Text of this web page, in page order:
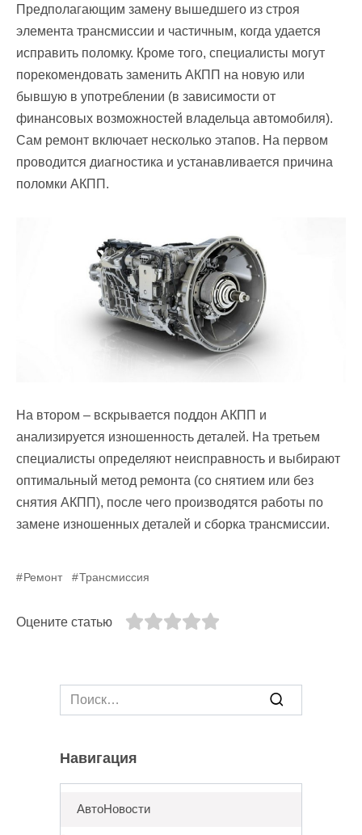
Предполагающим замену вышедшего из строя
элемента трансмиссии и частичным, когда удается
исправить поломку. Кроме того, специалисты могут
порекомендовать заменить АКПП на новую или
бывшую в употреблении (в зависимости от
финансовых возможностей владельца автомобиля).
Сам ремонт включает несколько этапов. На первом
проводится диагностика и устанавливается причина
поломки АКПП.
На втором – вскрывается поддон АКПП и
анализируется изношенность деталей. На третьем
специалисты определяют неисправность и выбирают
оптимальный метод ремонта (со снятием или без
снятия АКПП), после чего производятся работы по
замене изношенных деталей и сборка трансмиссии.
Ремонт Трансмиссия
Оцените статью
Search
for:
Навигация
АвтоНовости